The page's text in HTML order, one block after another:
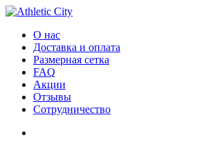
О нас
Доставка и оплата
Размерная сетка
FAQ
Акции
Отзывы
Сотрудничество